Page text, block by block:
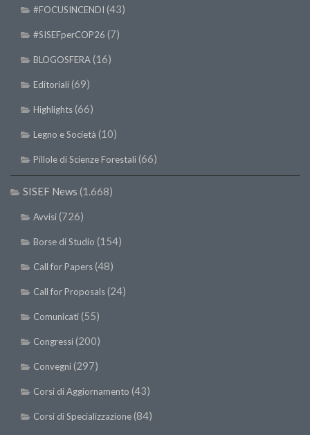
#FOCUSINCENDI (43)
#SISEFperCOP26 (7)
BLOGOSFERA(16)
Editoriali(69)
Highlights(66)
Legno e Società (10)
Pillole di Scienze Forestali(66)
SISEF News (1.668)
Avvisi(726)
Borse di Studio (154)
Call for Papers(48)
Call for Proposals(24)
Comunicati(55)
Congressi(200)
Convegni(297)
Corsi di Aggiornamento (43)
Corsi di Specializzazione(84)